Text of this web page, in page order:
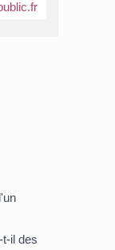
il des